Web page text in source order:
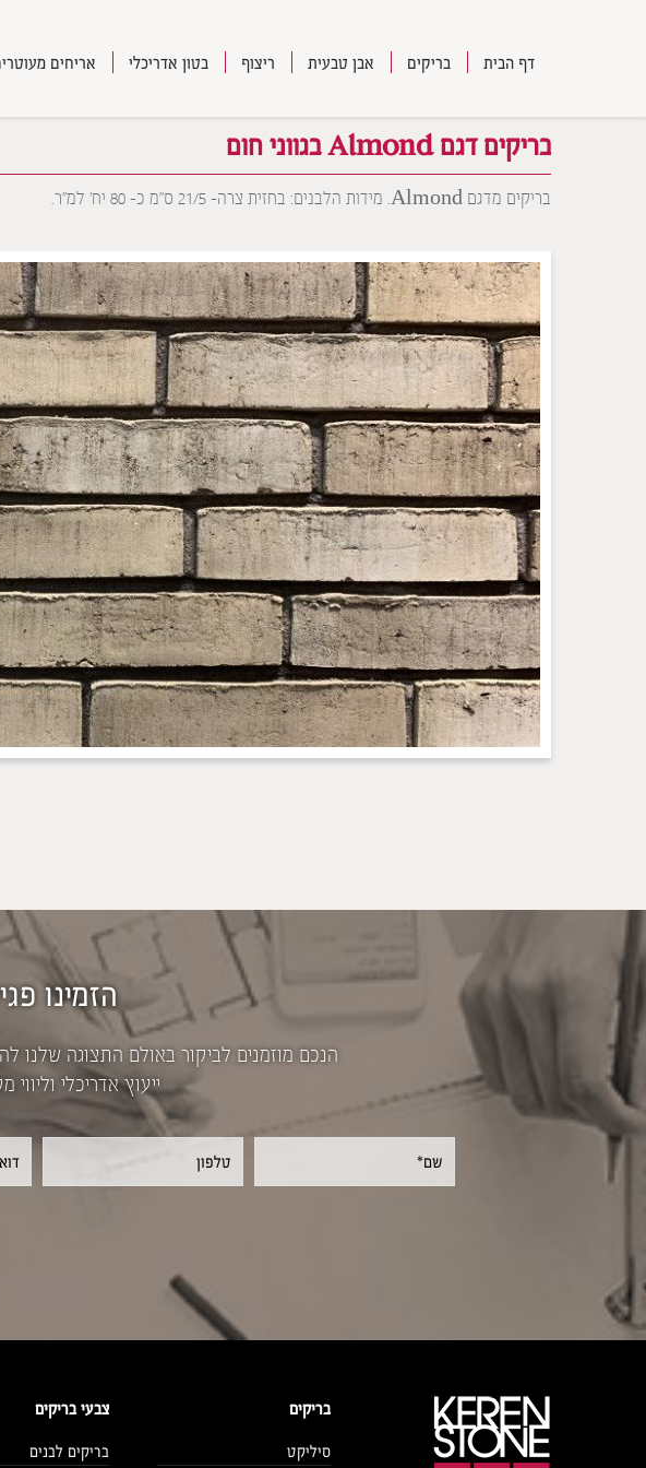
דף הבית בריקים אבן טבעית ריצוף בטון אדריכלי אריחים
בריקים דגם Almond בגווני חום
בריקים מדגם Almond. מידות הלבנים: בחזית צרה– 21/5 ס”מ כ- 80 יח’ למ”ר.
הזמינו
הנכם מוזמנים לביקור באולם התצוגה שלנו
ייעוץ אדריכלי
בריקים
סיליקט
צבעי בריקים
בריקים לבנים